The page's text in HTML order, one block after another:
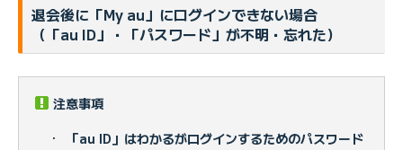
退会後に「My au」にログインできない場合
（「au ID」・「パスワード」が不明・忘れた）
注意事項
・
「au ID」はわかるがログインするためのパスワード